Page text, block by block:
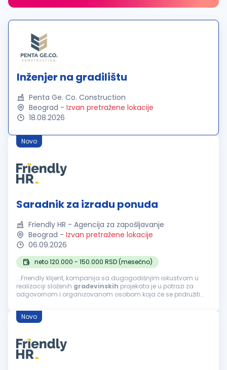
Inženjer na gradilištu
Penta Ge. Co. Construction
Beograd - Izvan pretražene lokacije
18.08.2026
Novo
Saradnik za izradu ponuda
Friendly HR - Agencija za zapošljavanje
Beograd - Izvan pretražene lokacije
06.09.2026
neto 120.000 - 150.000 RSD (mesečno)
...Friendly klijent, kompanija sa dugogodišnjim iskustvom u
realizaciji složenih građevinskih projekata je u potrazi za
odgovornom i organizovanom osobom koja će se pridružiti
projektovanje...
Novo